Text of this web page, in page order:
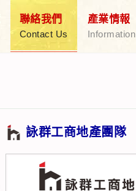
聯絡我們
Contact Us
產業情報
Information
詠群工商地產團隊